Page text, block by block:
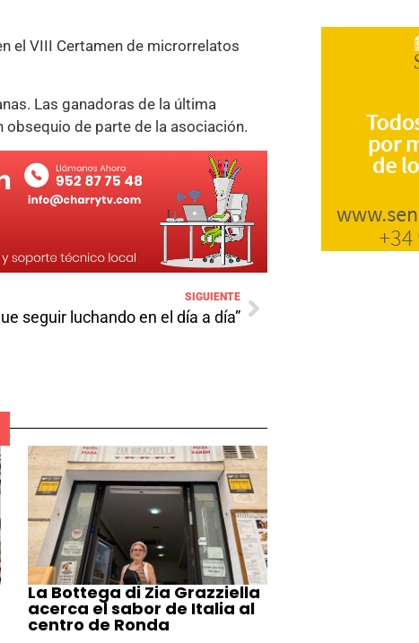
el VIII Certamen de microrrelatos
Las ganadoras de la última
obsequio de parte de la asociación.
SIGUIENTE
seguir luchando en el día a día”
La Bottega di Zia Grazziella
acerca el sabor de Italia al
centro de Ronda